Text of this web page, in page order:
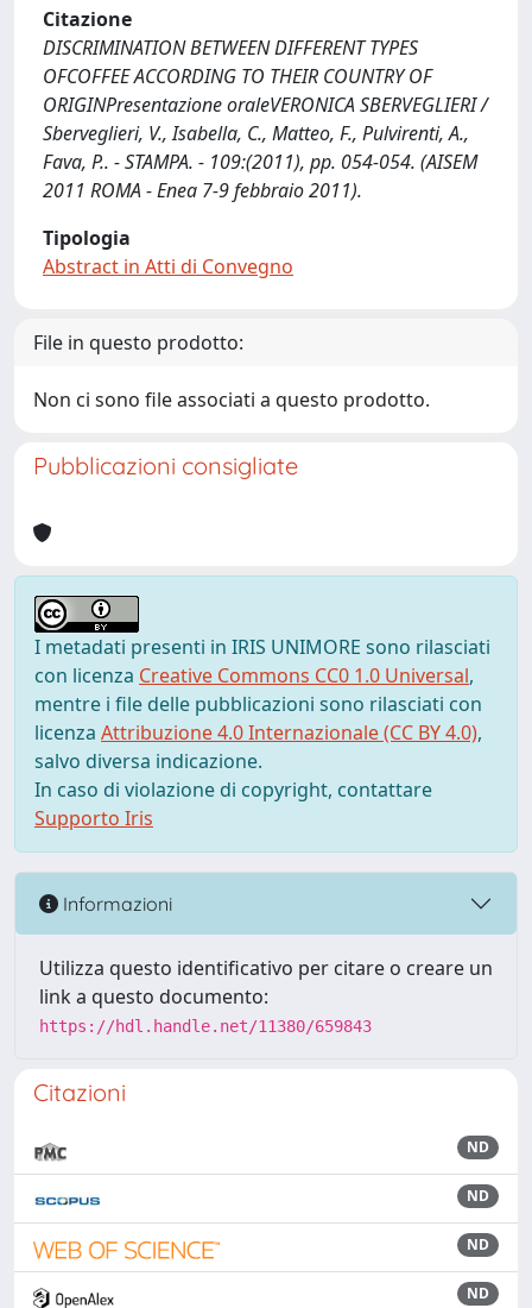
Citazione
DISCRIMINATION BETWEEN DIFFERENT TYPES
OFCOFFEE ACCORDING TO THEIR COUNTRY OF
ORIGINPresentazione oraleVERONICA SBERVEGLIERI /
Sberveglieri, V., Isabella, C., Matteo, F., Pulvirenti, A.,
Fava, P.. - STAMPA. - 109:(2011), pp. 054-054. (AISEM
2011 ROMA - Enea 7-9 febbraio 2011).
Tipologia
Abstract in Atti di Convegno
File in questo prodotto:
Non ci sono file associati a questo prodotto.
Pubblicazioni consigliate
I metadati presenti in IRIS UNIMORE sono rilasciati
con licenza Creative Commons CC0 1.0 Universal,
mentre i file delle pubblicazioni sono rilasciati con
licenza Attribuzione 4.0 Internazionale (CC BY 4.0),
salvo diversa indicazione.
In caso di violazione di copyright, contattare
Supporto Iris
Informazioni
Utilizza questo identificativo per citare o creare un
link a questo documento:
https://hdl.handle.net/11380/659843
Citazioni
ND
ND
ND
ND